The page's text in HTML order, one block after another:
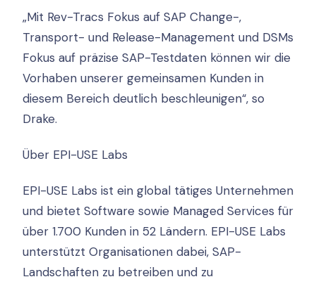
„Mit Rev-Tracs Fokus auf SAP Change-,
Transport- und Release-Management und DSMs
Fokus auf präzise SAP-Testdaten können wir die
Vorhaben unserer gemeinsamen Kunden in
diesem Bereich deutlich beschleunigen“, so
Drake.
Über EPI-USE Labs
EPI-USE Labs ist ein global tätiges Unternehmen
und bietet Software sowie Managed Services für
über 1.700 Kunden in 52 Ländern. EPI-USE Labs
unterstützt Organisationen dabei, SAP-
Landschaften zu betreiben und zu